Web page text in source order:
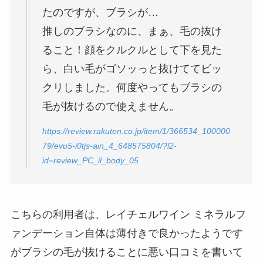
たのですが、ブラシが…
推しのブラシなのに、まぁ、毛の抜け
ること！顔をクルクルとして下を見た
ら、白い毛がゴソッっと抜けててビッ
クリしました。何度やってもブラシの
毛が抜けるので使えません。
https://review.rakuten.co.jp/item/1/366534_100000
79/evu5-i0tjs-ain_4_648575804/?l2-
id=review_PC_il_body_05
こちらの利用者は、レイチェルワイン ミネラルフ
ァンデーション自体は薄付きで良かったようです
がブラシの毛が抜けることに悪い口コミを書いて